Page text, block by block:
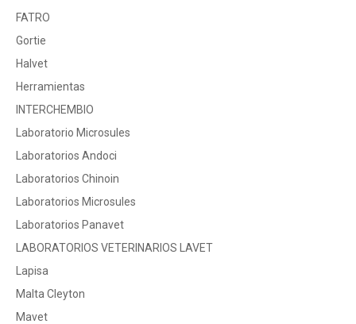
FATRO
Gortie
Halvet
Herramientas
INTERCHEMBIO
Laboratorio Microsules
Laboratorios Andoci
Laboratorios Chinoin
Laboratorios Microsules
Laboratorios Panavet
LABORATORIOS VETERINARIOS LAVET
Lapisa
Malta Cleyton
Mavet